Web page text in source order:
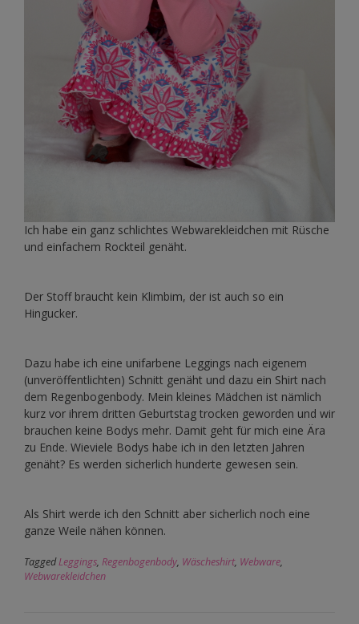
Ich habe ein ganz schlichtes Webwarekleidchen mit Rüsche
und einfachem Rockteil genäht.
Der Stoff braucht kein Klimbim, der ist auch so ein
Hingucker.
Dazu habe ich eine unifarbene Leggings nach eigenem
(unveröffentlichten) Schnitt genäht und dazu ein Shirt nach
dem Regenbogenbody. Mein kleines Mädchen ist nämlich
kurz vor ihrem dritten Geburtstag trocken geworden und wir
brauchen keine Bodys mehr. Damit geht für mich eine Ära
zu Ende. Wieviele Bodys habe ich in den letzten Jahren
genäht? Es werden sicherlich hunderte gewesen sein.
Als Shirt werde ich den Schnitt aber sicherlich noch eine
ganze Weile nähen können.
TaggedLeggings, Regenbogenbody, Wäscheshirt, Webware,
Webwarekleidchen